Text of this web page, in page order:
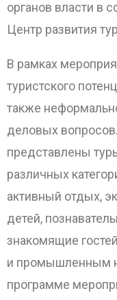
органов власти в
Центр развития
В рамках
туристского
также
деловых
представлены
различных
активный отдых,
детей,
знакомящие
и промышленным
программе